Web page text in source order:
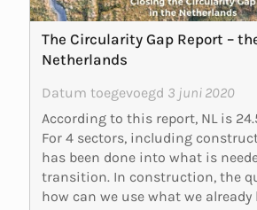
The Circularity Gap Report –
Netherlands
Datum toegevoegd 3 juni 2020
According to this report, NL is
For 4 sectors, including
has been done into what is
transition. In construction, the
how can we use what we already